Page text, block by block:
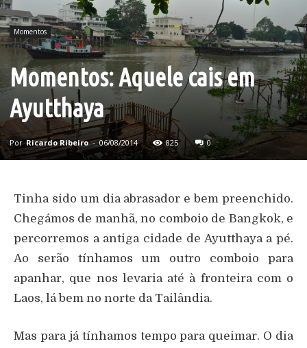
Momentos
Momentos: Aquele cais em
Ayutthaya
Por Ricardo Ribeiro - 06/08/2014 825 0
Tinha sido um dia abrasador e bem preenchido.
Chegámos de manhã, no comboio de Bangkok, e
percorremos a antiga cidade de Ayutthaya a pé.
Ao serão tínhamos um outro comboio para
apanhar, que nos levaria até à fronteira com o
Laos, lá bem no norte da Tailândia.
Mas para já tínhamos tempo para queimar. O dia